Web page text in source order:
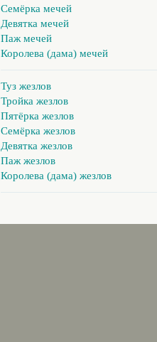
Семёрка мечей
Девятка мечей
Паж мечей
Королева (дама) мечей
Туз жезлов
Тройка жезлов
Пятёрка жезлов
Семёрка жезлов
Девятка жезлов
Паж жезлов
Королева (дама) жезлов